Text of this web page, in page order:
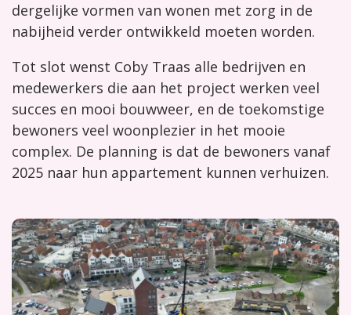
dergelijke vormen van wonen met zorg in de
nabijheid verder ontwikkeld moeten worden.
Tot slot wenst Coby Traas alle bedrijven en
medewerkers die aan het project werken veel
succes en mooi bouwweer, en de toekomstige
bewoners veel woonplezier in het mooie
complex. De planning is dat de bewoners vanaf
2025 naar hun appartement kunnen verhuizen.